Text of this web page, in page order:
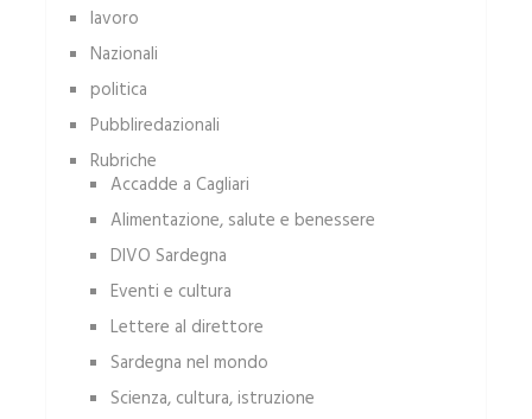
lavoro
Nazionali
politica
Pubbliredazionali
Rubriche
Accadde a Cagliari
Alimentazione, salute e benessere
DIVO Sardegna
Eventi e cultura
Lettere al direttore
Sardegna nel mondo
Scienza, cultura, istruzione